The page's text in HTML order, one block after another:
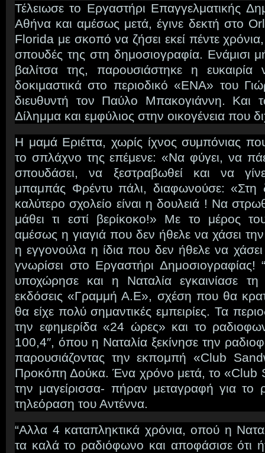
Τέλειωσε το Εργαστήρι Επαγγελματικής
Αθήνα και αμέσως μετά, έγινε δεκτή στο
Florida με σκοπό να ζήσει εκεί πέντε χρόνια,
σπουδές της στη δημοσιογραφία. Ενάμισι
βαλίτσα της, παρουσιάστηκε η ευκαιρία
δοκιμαστικά στο περιοδικό «ΕΝΑ» του
διευθυντή τον Παύλο Μπακογιάννη. Και
Δίλημμα και εμφύλιος στην οικογένεια που
Η μαμά Εριέττα, χωρίς ίχνος συμπόνιας
το σπλάχνο της επέμενε: «Να φύγει, να
σπουδάσει, να ξεστραβωθεί και να
μπαμπάς Φρέντυ πάλι, διαφωνούσε: «Στη
καλύτερο σχολείο είναι η δουλειά ! Να
μάθει τι εστί βερίκοκο!» Με το μέρος
αμέσως η γιαγιά που δεν ήθελε να χάσει
η εγγονούλα η ίδια που δεν ήθελε να
γνωρίσει στο Εργαστήρι
υποχώρησε και η Ναταλία εγκαινίασε
εκδόσεις «Γραμμή Α.Ε», σχέση που θα
θα είχε πολύ σημαντικές εμπειρίες. Τα
την εφημερίδα «24 ώρες» και το
100,4″, όπου η Ναταλία ξεκίνησε την
παρουσιάζοντας την εκπομπή «Club
Προκόπη Δούκα. Ένα χρόνο μετά, το «Club
την μαγείρισσα- πήραν μεταγραφή για το
τηλεόραση του Αντέννα.
“Αλλα 4 καταπληκτικά χρόνια, οπού η
τα καλά το ραδιόφωνο και αποφάσισε ότι